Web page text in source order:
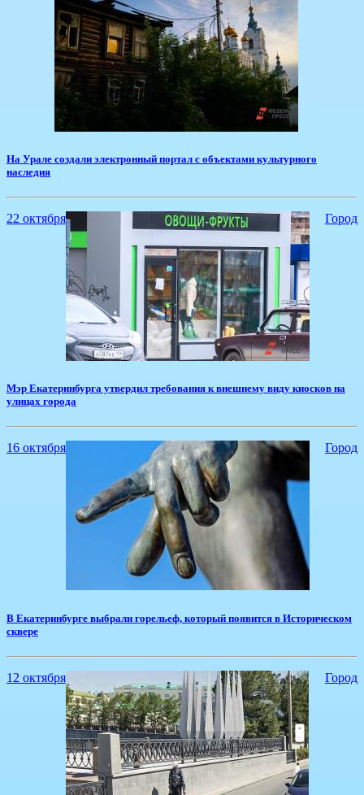
​На Урале создали электронный портал с объектами культурного
наследия
22 октября Город
Мэр Екатеринбурга утвердил требования к внешнему виду киосков на
улицах города
16 октября Город
В Екатеринбурге выбрали горельеф, который появится в Историческом
сквере
12 октября Город